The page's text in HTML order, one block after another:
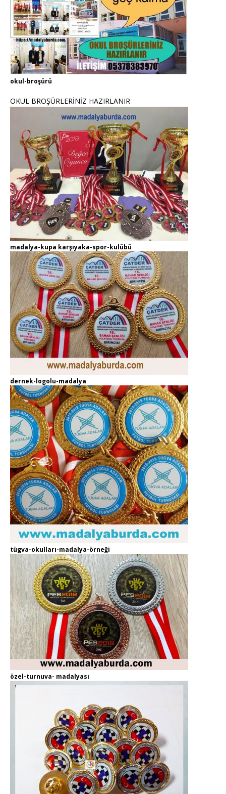
okul-broşürü
OKUL BROŞÜRLERİNİZ HAZIRLANIR
madalya-kupa karşıyaka-spor-kulübü
dernek-logolu-madalya
tügva-okulları-madalya-örneği
özel-turnuva- madalyası